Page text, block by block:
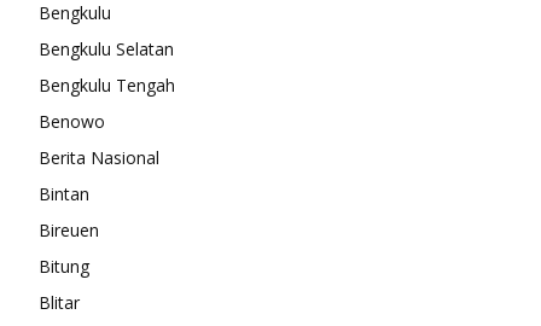
Bengkulu
Bengkulu Selatan
Bengkulu Tengah
Benowo
Berita Nasional
Bintan
Bireuen
Bitung
Blitar